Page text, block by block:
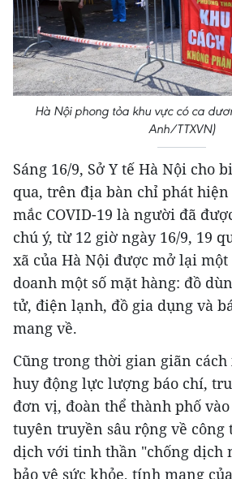
Hà Nội phong tỏa khu vực có ca
Anh/TTXVN)
Sáng 16/9, Sở Y tế Hà Nội cho
qua, trên địa bàn chỉ phát
mắc COVID-19 là người đã
chú ý, từ 12 giờ ngày 16/9, 19
xã của Hà Nội được mở lại
doanh một số mặt hàng: đồ
tử, điện lạnh, đồ gia dụng và
mang về.
Cũng trong thời gian giãn
huy động lực lượng báo chí,
đơn vị, đoàn thể thành phố
tuyên truyền sâu rộng về công
dịch với tinh thần "chống dịch
bảo vệ sức khỏe, tính mạng